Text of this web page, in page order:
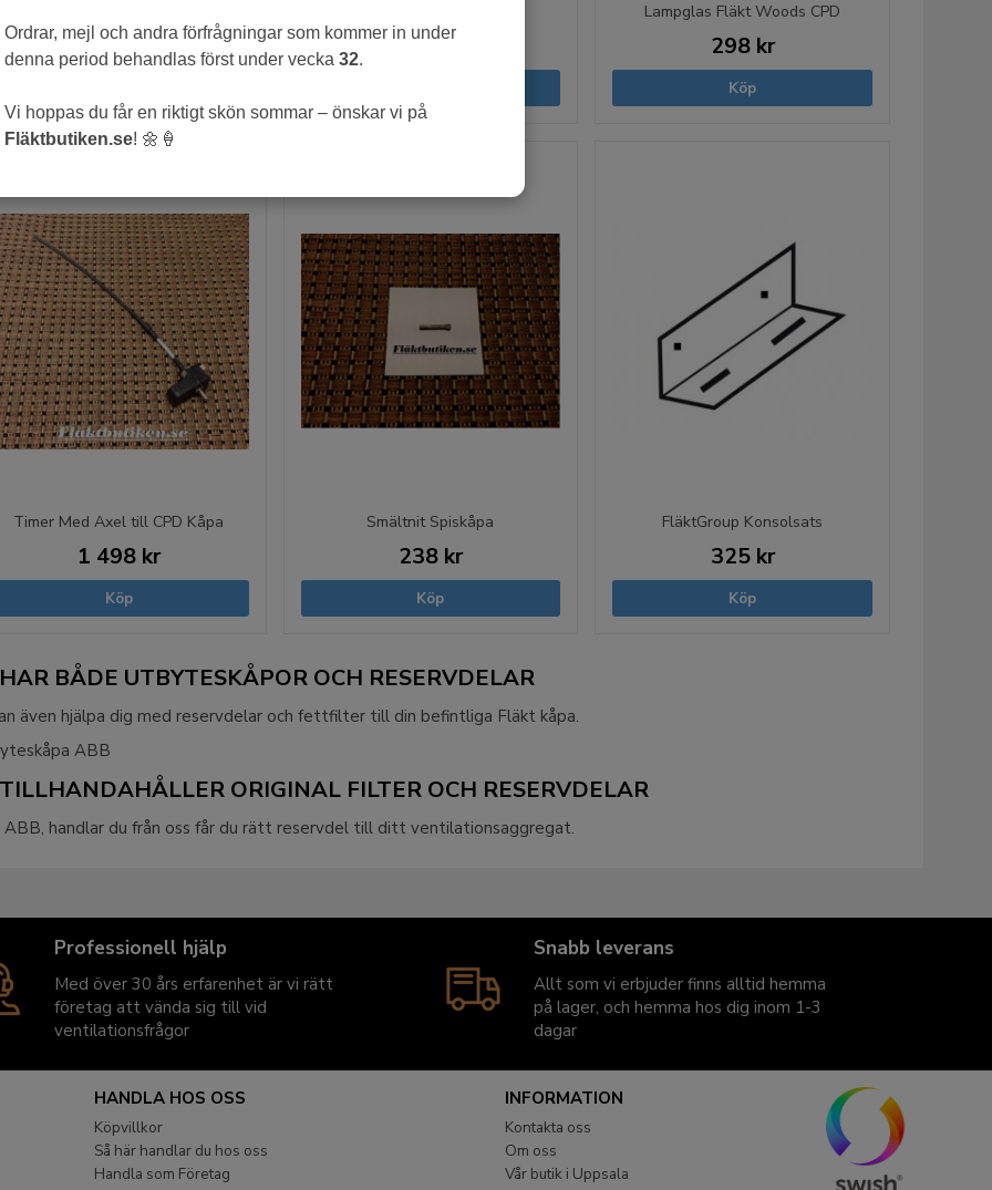
Ordrar, mejl och andra förfrågningar som kommer in under
denna period behandlas först under vecka 32.
Vi hoppas du får en riktigt skön sommar – önskar vi på
Fläktbutiken.se! 🌼🍦
298 kr 998 kr
Lampglas Fläkt Woods CPD
298 kr
Köp
Timer Med Axel till CPD Kåpa
1 498 kr
Köp
Smältnit Spiskåpa
238 kr
Köp
FläktGroup Konsolsats
325 kr
Köp
BÅDE UTBYTESKÅPOR OCH RESERVDELAR
även hjälpa dig med reservdelar och fettfilter till din befintliga Fläkt kåpa.
ABB
ORIGINAL FILTER OCH RESERVDELAR
ABB, handlar du från oss får du rätt reservdel till ditt ventilationsaggregat.
Professionell hjälp
Med över 30 års erfarenhet är vi rätt
företag att vända sig till vid
ventilationsfrågor
Snabb leverans
Allt som vi erbjuder finns alltid hemma
på lager, och hemma hos dig inom 1-3
dagar
HANDLA HOS OSS
Köpvillkor
Så här handlar du hos oss
Handla som Företag
INFORMATION
Kontakta oss
Om oss
Vår butik i Uppsala